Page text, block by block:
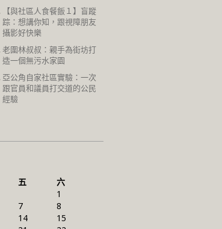
【與社區人食餐飯１】盲蹤
踪：想講你知，跟視障朋友
攝影好快樂
老圍林叔叔：親手為街坊打
造一個無污水家園
亞公角自家社區實驗：一次
跟官員和議員打交道的公民
經驗
五
六
1
7
8
14
15